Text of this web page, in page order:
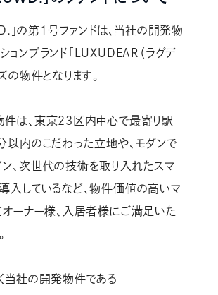
」の第1号ファンドは、当社の開発物
ョンブランド「LUXUDEAR（ラグデ
の物件となります。
件は、東京23区内中心で最寄り駅
内のこだわった立地や、モダンで
ン、次世代の技術を取り入れたスマ
入しているなど、物件価値の高いマ
オーナー様、入居者様にご満足いた
当社の開発物件である